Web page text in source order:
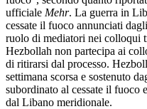
ufficiale Mehr. La guerra in
cessate il fuoco annunciati
ruolo di mediatori nei colloqui
Hezbollah non partecipa ai
di ritirarsi dal processo.
settimana scorsa e sostenuto
subordinato al cessate il fuoco
dal Libano meridionale.